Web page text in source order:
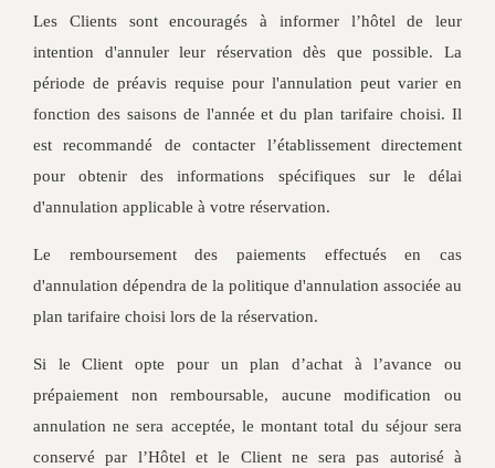
Les Clients sont encouragés à informer l’hôtel de leur
intention d'annuler leur réservation dès que possible. La
période de préavis requise pour l'annulation peut varier en
fonction des saisons de l'année et du plan tarifaire choisi. Il
est recommandé de contacter l’établissement directement
pour obtenir des informations spécifiques sur le délai
d'annulation applicable à votre réservation.
Le remboursement des paiements effectués en cas
d'annulation dépendra de la politique d'annulation associée au
plan tarifaire choisi lors de la réservation.
Si le Client opte pour un plan d’achat à l’avance ou
prépaiement non remboursable, aucune modification ou
annulation ne sera acceptée, le montant total du séjour sera
conservé par l’Hôtel et le Client ne sera pas autorisé à